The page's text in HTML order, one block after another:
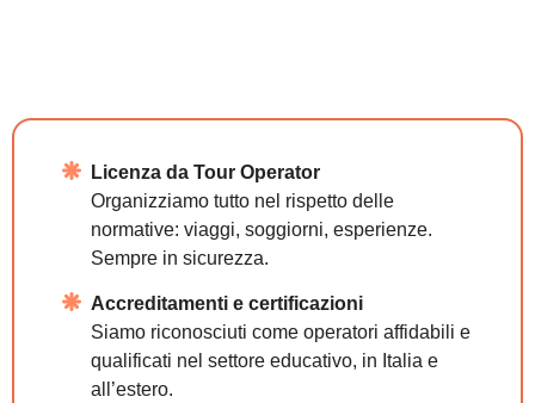
Licenza da Tour Operator
Organizziamo tutto nel rispetto delle
normative: viaggi, soggiorni, esperienze.
Sempre in sicurezza.
Accreditamenti e certificazioni
Siamo riconosciuti come operatori affidabili e
qualificati nel settore educativo, in Italia e
all’estero.